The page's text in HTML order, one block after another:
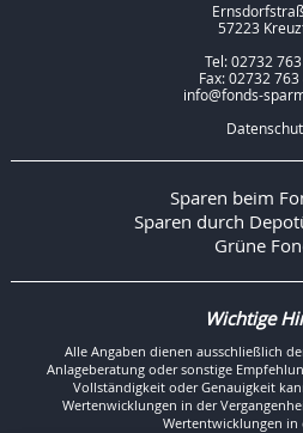
57223
Tel: 02732
Fax: 02732 763
info@fonds-
Sparen beim
Sparen durch
Grüne
Wichtige
Alle Angaben dienen ausschließlich
Anlageberatung oder sonstige
Vollständigkeit oder Genauigkeit
Wertenwicklungen in der
Wertentwicklungen in